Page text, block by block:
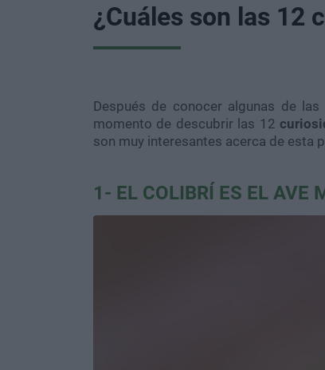
¿Cuáles son las 12
Después de conocer algunas de
momento de descubrir las 12
son muy interesantes acerca de esta
1- EL COLIBRÍ ES EL AVE